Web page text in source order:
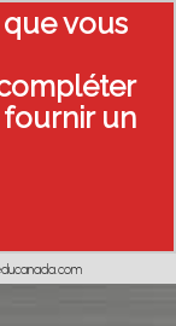
vous
un